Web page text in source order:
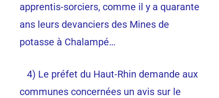
apprentis-sorciers, comme il y a quarante
ans leurs devanciers des Mines de
potasse à Chalampé…
4) Le préfet du Haut-Rhin demande aux
communes concernées un avis sur le